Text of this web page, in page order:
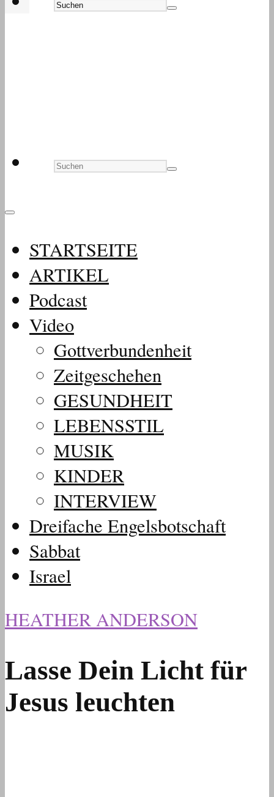
STARTSEITE
ARTIKEL
Podcast
Video
Gottverbundenheit
Zeitgeschehen
GESUNDHEIT
LEBENSSTIL
MUSIK
KINDER
INTERVIEW
Dreifache Engelsbotschaft
Sabbat
Israel
HEATHER ANDERSON
Lasse Dein Licht für
Jesus leuchten